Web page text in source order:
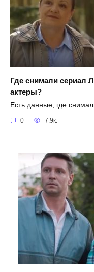
Где снимали сериал
актеры?
Есть данные, где
0 7.9к.